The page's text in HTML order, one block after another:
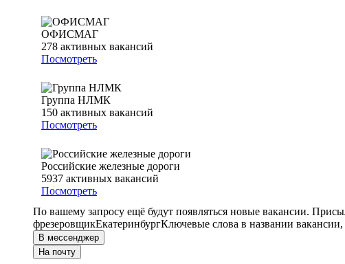
ОФИСМАГ
278 активных вакансий
Посмотреть
Группа НЛМК
150 активных вакансий
Посмотреть
Российские железные дороги
5937 активных вакансий
Посмотреть
По вашему запросу ещё будут появляться новые вакансии.
фрезеровщикЕкатеринбургКлючевые слова в названии
В мессенджер
На почту